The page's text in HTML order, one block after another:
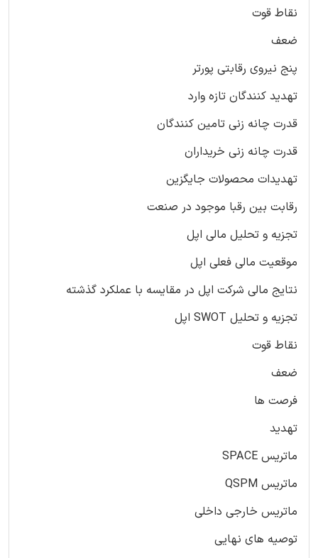
نقاط قوت
ضعف
پنج نیروی رقابتی پورتر
تهدید کنندگان تازه وارد
قدرت چانه زنی تامین کنندگان
قدرت چانه زنی خریداران
تهدیدات محصولات جایگزین
رقابت بین رقبا موجود در صنعت
تجزیه و تحلیل مالی اپل
موقعیت مالی فعلی اپل
نتایج مالی شرکت اپل در مقایسه با عملکرد گذشته
تجزیه و تحلیل SWOT اپل
نقاط قوت
ضعف
فرصت ها
تهدید
ماتریس SPACE
ماتریس QSPM
ماتریس خارجی داخلی
توصیه های نهایی